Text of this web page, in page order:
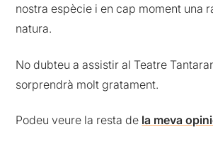
nostra espècie i en cap moment una
natura.
No dubteu a assistir al Teatre
sorprendrà molt gratament.
Podeu veure la resta de la meva